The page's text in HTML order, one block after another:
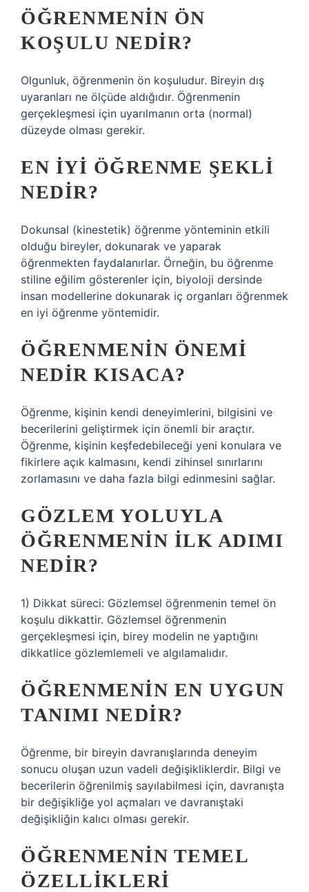
ÖĞRENMENIN ÖN
KOŞULU NEDIR?
Olgunluk, öğrenmenin ön koşuludur. Bireyin dış
uyaranları ne ölçüde aldığıdır. Öğrenmenin
gerçekleşmesi için uyarılmanın orta (normal)
düzeyde olması gerekir.
EN IYI ÖĞRENME ŞEKLI
NEDIR?
Dokunsal (kinestetik) öğrenme yönteminin etkili
olduğu bireyler, dokunarak ve yaparak
öğrenmekten faydalanırlar. Örneğin, bu öğrenme
stiline eğilim gösterenler için, biyoloji dersinde
insan modellerine dokunarak iç organları öğrenmek
en iyi öğrenme yöntemidir.
ÖĞRENMENIN ÖNEMI
NEDIR KISACA?
Öğrenme, kişinin kendi deneyimlerini, bilgisini ve
becerilerini geliştirmek için önemli bir araçtır.
Öğrenme, kişinin keşfedebileceği yeni konulara ve
fikirlere açık kalmasını, kendi zihinsel sınırlarını
zorlamasını ve daha fazla bilgi edinmesini sağlar.
GÖZLEM YOLUYLA
ÖĞRENMENIN ILK ADIMI
NEDIR?
1) Dikkat süreci: Gözlemsel öğrenmenin temel ön
koşulu dikkattir. Gözlemsel öğrenmenin
gerçekleşmesi için, birey modelin ne yaptığını
dikkatlice gözlemlemeli ve algılamalıdır.
ÖĞRENMENIN EN UYGUN
TANIMI NEDIR?
Öğrenme, bir bireyin davranışlarında deneyim
sonucu oluşan uzun vadeli değişikliklerdir. Bilgi ve
becerilerin öğrenilmiş sayılabilmesi için, davranışta
bir değişikliğe yol açmaları ve davranıştaki
değişikliğin kalıcı olması gerekir.
ÖĞRENMENIN TEMEL
ÖZELLIKLERI